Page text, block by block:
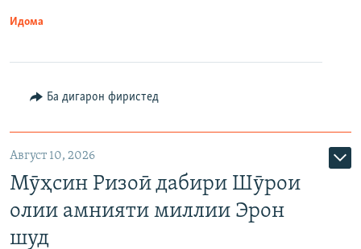
Идома
Ба дигарон фиристед
Август 10, 2026
Мӯҳсин Ризоӣ дабири Шӯрои
олии амнияти миллии Эрон
шуд